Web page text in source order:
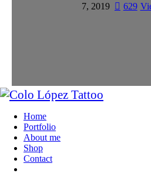
7, 2019
629
Home
Portfolio
About me
Shop
Contact